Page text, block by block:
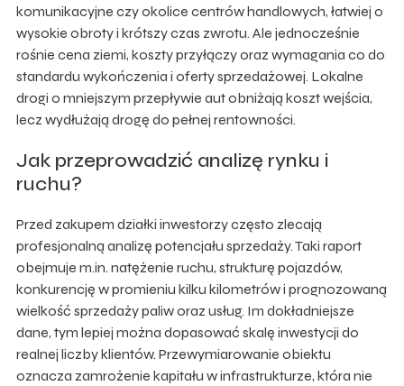
komunikacyjne czy okolice centrów handlowych, łatwiej o
wysokie obroty i krótszy czas zwrotu. Ale jednocześnie
rośnie cena ziemi, koszty przyłączy oraz wymagania co do
standardu wykończenia i oferty sprzedażowej. Lokalne
drogi o mniejszym przepływie aut obniżają koszt wejścia,
lecz wydłużają drogę do pełnej rentowności.
Jak przeprowadzić analizę rynku i
ruchu?
Przed zakupem działki inwestorzy często zlecają
profesjonalną analizę potencjału sprzedaży. Taki raport
obejmuje m.in. natężenie ruchu, strukturę pojazdów,
konkurencję w promieniu kilku kilometrów i prognozowaną
wielkość sprzedaży paliw oraz usług. Im dokładniejsze
dane, tym lepiej można dopasować skalę inwestycji do
realnej liczby klientów. Przewymiarowanie obiektu
oznacza zamrożenie kapitału w infrastrukturze, która nie